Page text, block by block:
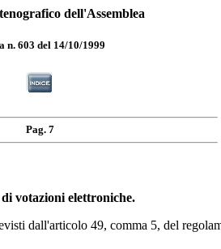
dell'Assemblea
n. 603 del 14/10/1999
Pag. 7
votazioni elettroniche.
dall'articolo 49, comma 5, del